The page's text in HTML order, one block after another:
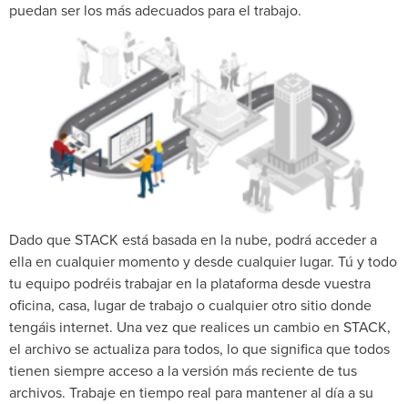
puedan ser los más adecuados para el trabajo.
Dado que STACK está basada en la nube, podrá acceder a
ella en cualquier momento y desde cualquier lugar. Tú y todo
tu equipo podréis trabajar en la plataforma desde vuestra
oficina, casa, lugar de trabajo o cualquier otro sitio donde
tengáis internet. Una vez que realices un cambio en STACK,
el archivo se actualiza para todos, lo que significa que todos
tienen siempre acceso a la versión más reciente de tus
archivos. Trabaje en tiempo real para mantener al día a su